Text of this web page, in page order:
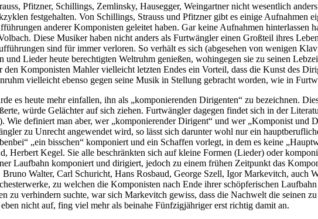
Pfitzner, Schillings, Zemlinsky, Hausegger, Weingartner nicht wesentlich
festgehalten. Von Schillings, Strauss und Pfitzner gibt es einige Aufnahmen
anderer Komponisten geleitet haben. Gar keine Aufnahmen hinterlassen
Diese Musiker haben nicht anders als Furtwängler einen Großteil ihres
sind für immer verloren. So verhält es sich (abgesehen von wenigen
Lieder heute berechtigten Weltruhm genießen, wohingegen sie zu seinen
den Komponisten Mahler vielleicht letzten Endes ein Vorteil, dass die Kunst des
vielleicht ebenso gegen seine Musik in Stellung gebracht worden, wie in
es heute mehr einfallen, ihn als „komponierenden Dirigenten“ zu bezeichnen.
würde Gelächter auf sich ziehen. Furtwängler dagegen findet sich in der
). Wie definiert man aber, wer „komponierender Dirigent“ und wer „Komponist und
zu Unrecht angewendet wird, so lässt sich darunter wohl nur ein
„ein bisschen“ komponiert und ein Schaffen vorlegt, in dem es keine
Kegel. Sie alle beschränkten sich auf kleine Formen (Lieder) oder
Laufbahn komponiert und dirigiert, jedoch zu einem frühen Zeitpunkt das
Walter, Carl Schuricht, Hans Rosbaud, George Szell, Igor Markevitch, auch
zu welchen die Komponisten nach Ende ihrer schöpferischen
zu verhindern suchte, war sich Markevitch gewiss, dass die Nachwelt die seinen
nicht auf, fing viel mehr als beinahe Fünfzigjähriger erst richtig damit an.